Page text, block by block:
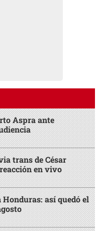
Aspra ante
trans de César
en vivo
así quedó el